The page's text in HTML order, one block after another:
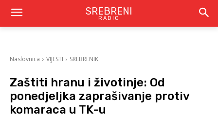
SREBRENI
RADIO
Naslovnica VIJESTI SREBRENIK
Zaštiti hranu i životinje: Od
ponedjeljka zaprašivanje protiv
komaraca u TK-u